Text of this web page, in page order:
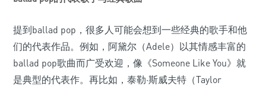
提到ballad pop，很多人可能会想到一些经典的歌手和他
们的代表作品。例如，阿黛尔（Adele）以其情感丰富的
ballad pop歌曲而广受欢迎，像《Someone Like You》就
是典型的代表作。再比如，泰勒·斯威夫特（Taylor